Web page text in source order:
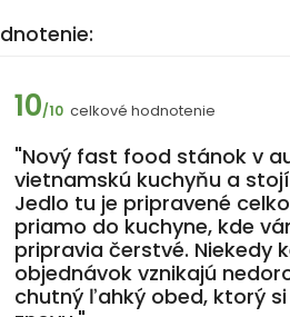
10/10 celkové hodnotenie
"Nový fast food stánok v
vietnamskú kuchyňu a
Jedlo tu je pripravené
priamo do kuchyne, kde
pripravia čerstvé. Niekedy
objednávok vznikajú
chutný ľahký obed, ktorý